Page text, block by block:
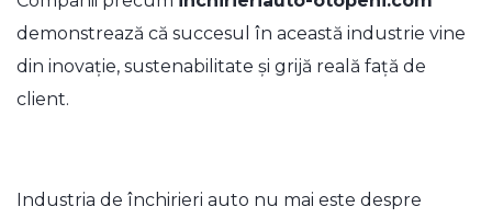
demonstrează că succesul în această industrie vine
din inovație, sustenabilitate și grijă reală față de
client.
Industria de închirieri auto nu mai este despre